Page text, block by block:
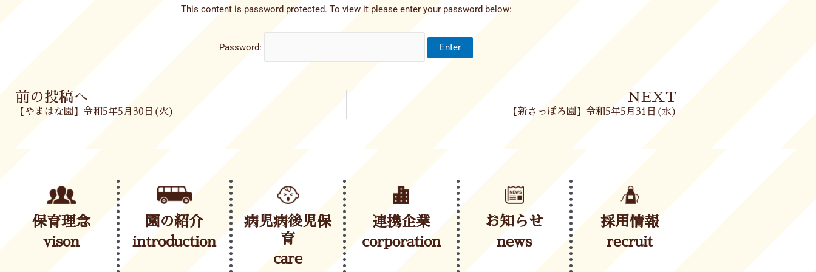
This content is password protected. To view it please enter your password below:
Password:
Prev
前の投稿へ
【やまはな園】令和5年5月30日(火)
NEXT
【新さっぽろ園】令和5年5月31日(水)
保育理念
vison
園の紹介
introduction
病児病後児保
育
care
連携企業
corporation
お知らせ
news
採用情報
recruit